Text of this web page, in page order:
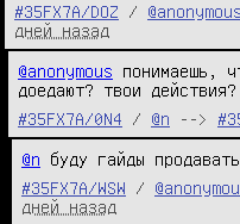
#35FX7A/DOZ
/ @anonymous
дней назад
@anonymous понимаешь,
доедают? твои действия?
#35FX7A/0N4
/ @n -->
@n буду гайды
#35FX7A/WSW
/
дней назад